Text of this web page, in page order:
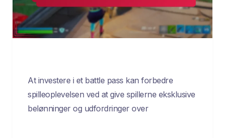
At investere i et battle pass kan forbedre
spilleoplevelsen ved at give spillerne eksklusive
belønninger og udfordringer over